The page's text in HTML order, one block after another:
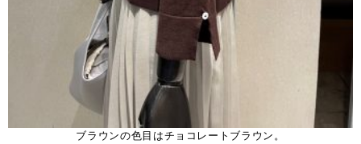
ブラウンの色目はチョコレートブラウン。